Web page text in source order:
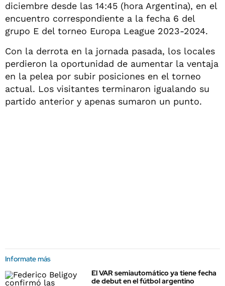
diciembre desde las 14:45 (hora Argentina), en el
encuentro correspondiente a la fecha 6 del
grupo E del torneo Europa League 2023-2024.
Con la derrota en la jornada pasada, los locales
perdieron la oportunidad de aumentar la ventaja
en la pelea por subir posiciones en el torneo
actual. Los visitantes terminaron igualando su
partido anterior y apenas sumaron un punto.
Informate más
El VAR semiautomático ya tiene fecha
de debut en el fútbol argentino